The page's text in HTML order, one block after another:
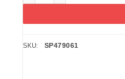
SKU: SP479061